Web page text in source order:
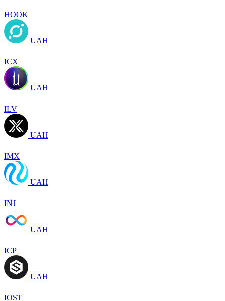
HOOK
UAH
ICX
UAH
ILV
UAH
IMX
UAH
INJ
UAH
ICP
UAH
IOST